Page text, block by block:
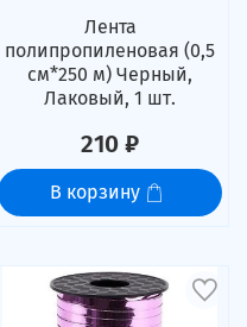
Лента
полипропиленовая (0,5
см*250 м) Черный,
Лаковый, 1 шт.
210 ₽
В корзину